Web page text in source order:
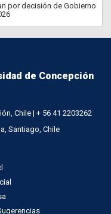
por decisión de Gobierno
de Concepción
Chile | + 56 41 2203262
Santiago, Chile